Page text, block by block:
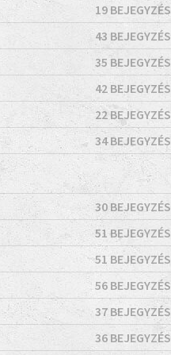
19 BEJEGYZÉS
43 BEJEGYZÉS
35 BEJEGYZÉS
42 BEJEGYZÉS
22 BEJEGYZÉS
34 BEJEGYZÉS
30 BEJEGYZÉS
51 BEJEGYZÉS
51 BEJEGYZÉS
56 BEJEGYZÉS
37 BEJEGYZÉS
36 BEJEGYZÉS